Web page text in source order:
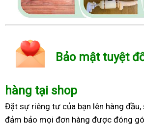
Bảo mật tuyệt
hàng tại shop
Đặt sự riêng tư của bạn lên hàng
đảm bảo mọi đơn hàng được đóng